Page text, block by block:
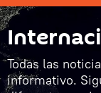
Todas las
informativo.